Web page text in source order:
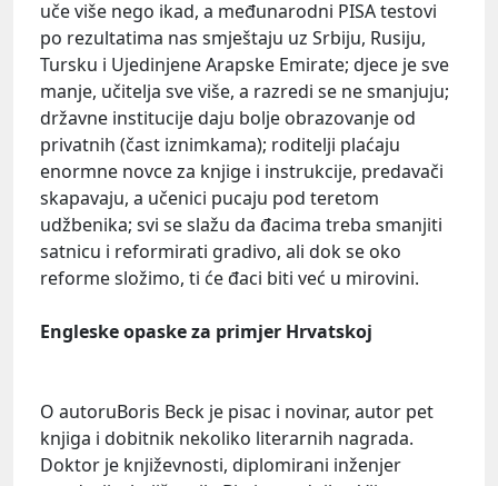
uče više nego ikad, a međunarodni PISA testovi
po rezultatima nas smještaju uz Srbiju, Rusiju,
Tursku i Ujedinjene Arapske Emirate; djece je sve
manje, učitelja sve više, a razredi se ne smanjuju;
državne institucije daju bolje obrazovanje od
privatnih (čast iznimkama); roditelji plaćaju
enormne novce za knjige i instrukcije, predavači
skapavaju, a učenici pucaju pod teretom
udžbenika; svi se slažu da đacima treba smanjiti
satnicu i reformirati gradivo, ali dok se oko
reforme složimo, ti će đaci biti već u mirovini.
Engleske opaske za primjer Hrvatskoj
O autoruBoris Beck je pisac i novinar, autor pet
knjiga i dobitnik nekoliko literarnih nagrada.
Doktor je književnosti, diplomirani inženjer